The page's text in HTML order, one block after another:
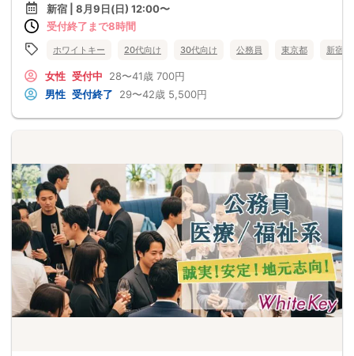
新宿 | 8月9日(日) 12:00〜
受付終了まで8時間
ホワイトキー 20代向け 30代向け 公務員 東京都 新宿
女性 受付中 28〜41歳 700円
男性 受付終了 29〜42歳 5,500円